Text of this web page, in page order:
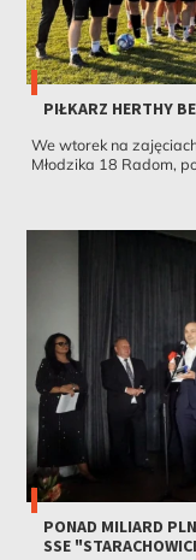
PIŁKARZ HERTHY
We wtorek na
Młodzika 18 Radom,
PONAD MILIARD
SSE